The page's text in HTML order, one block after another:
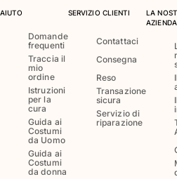
AIUTO
Domande
frequenti
Traccia il
mio
ordine
Istruzioni
per la
cura
Guida ai
Costumi
da Uomo
Guida ai
Costumi
da donna
SERVIZIO CLIENTI
Contattaci
Consegna
Reso
Transazione
sicura
Servizio di
riparazione
LA
AZIENDA